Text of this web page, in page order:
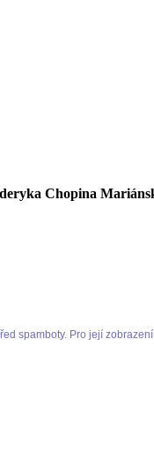
Chopina
spamboty. Pro její